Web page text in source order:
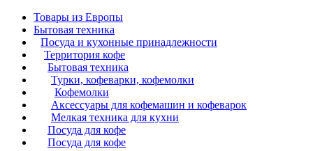
Товары из Европы
Бытовая техника
Посуда и кухонные принадлежности
Территория кофе
Бытовая техника
Турки, кофеварки, кофемолки
Кофемолки
Аксессуары для кофемашин и кофеварок
Мелкая техника для кухни
Посуда для кофе
Посуда для кофе